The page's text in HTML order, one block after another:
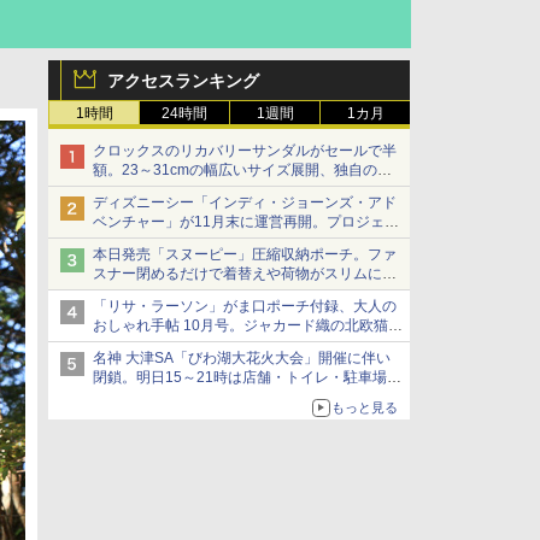
アクセスランキング
1時間 24時間 1週間 1カ月
クロックスのリカバリーサンダルがセールで半
額。23～31cmの幅広いサイズ展開、独自のク
ッション素材を採用
ディズニーシー「インディ・ジョーンズ・アド
ベンチャー」が11月末に運営再開。プロジェク
ションマッピングを追加、DPAは1500円
本日発売「スヌーピー」圧縮収納ポーチ。ファ
スナー閉めるだけで着替えや荷物がスリムにま
とまる
「リサ・ラーソン」がま口ポーチ付録、大人の
おしゃれ手帖 10月号。ジャカード織の北欧猫デ
ザイン
名神 大津SA「びわ湖大花火大会」開催に伴い
閉鎖。明日15～21時は店舗・トイレ・駐車場の
もっと見る